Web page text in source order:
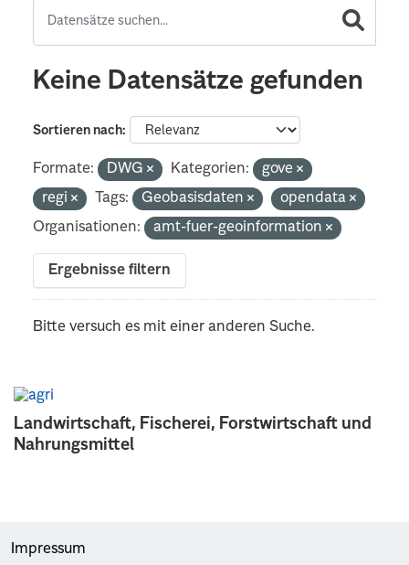
Landwirtschaft, Fischerei, Forstwirtschaft und
Nahrungsmittel
Keine Datensätze gefunden
Sortieren nach
Formate: DWG Kategorien:
gove
regi
Tags: Geobasisdaten
opendata
Organisationen:
amt-fuer-geoinformation
Ergebnisse filtern
Bitte versuch es mit einer anderen Suche.
Impressum